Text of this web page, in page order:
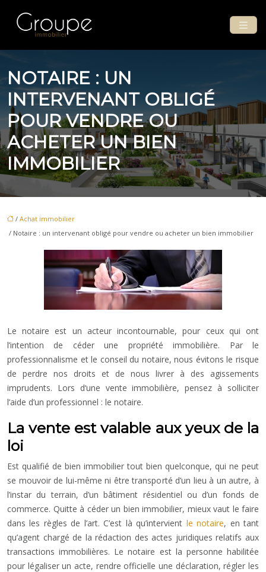
NOTAIRE : UN
INTERVENANT OBLIGÉ
POUR VENDRE OU
ACHETER UN BIEN
IMMOBILIER
/ Achat immobilier
/ Notaire : un intervenant obligé pour vendre ou acheter un bien immobilier
Le notaire est un acteur incontournable, pour ceux qui ont
l’intention de céder une propriété immobilière. Par le
professionnalisme et le conseil du notaire, nous évitons le risque
de perdre nos droits et de nous livrer à des agissements
imprudents. Lors d‘une vente immobilière, pensez à solliciter
l’aide d’un professionnel : le notaire.
La vente est valable aux yeux de la
loi
Est qualifié de bien immobilier tout bien quelconque, qui ne peut
se mouvoir de lui-même ni être transporté d’un lieu à un autre, à
l’instar du terrain, d’un bâtiment résidentiel ou d’un fonds de
commerce. Quitte à céder un bien immobilier, mieux vaut le faire
dans les règles de l’art. C’est là qu’intervient le notaire, en tant
qu’agent chargé de la rédaction des actes juridiques relatifs aux
transactions immobilières. Le notaire est la personne habilitée
pour légaliser un acte, rendre officielle une déclaration, régler les